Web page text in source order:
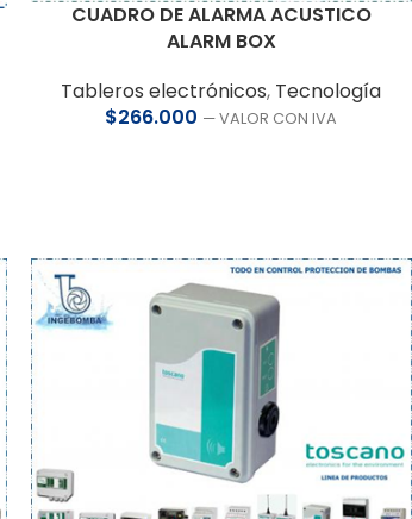
CUADRO DE ALARMA ACUSTICO
ALARM BOX
Tableros electrónicos, Tecnología
$266.000 — VALOR CON IVA